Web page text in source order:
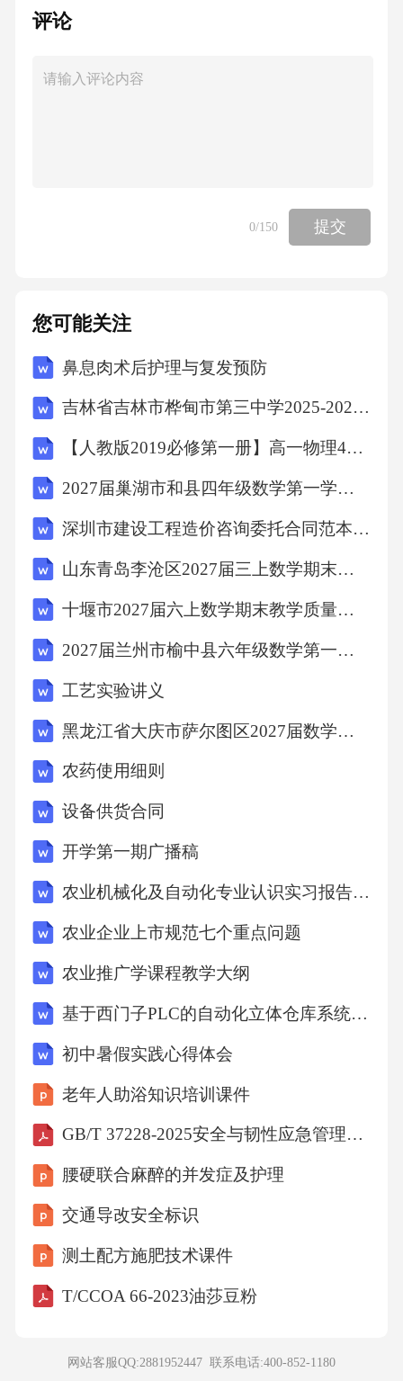
评论
0/150 提交
您可能关注
鼻息肉术后护理与复发预防
吉林省吉林市桦甸市第三中学2025-2026学年第二学期八年级期末英语试题（文字版含答案）
【人教版2019必修第一册】高一物理4自由落体运动（教学设计）教案
2027届巢湖市和县四年级数学第一学期期末检测模拟试题含解析
深圳市建设工程造价咨询委托合同范本(范本)
山东青岛李沧区2027届三上数学期末复习检测试题含解析
十堰市2027届六上数学期末教学质量检测试题含解析
2027届兰州市榆中县六年级数学第一学期期末学业水平测试试题含解析
工艺实验讲义
黑龙江省大庆市萨尔图区2027届数学六年级第一学期期末质量检测试题含解析
农药使用细则
设备供货合同
开学第一期广播稿
农业机械化及自动化专业认识实习报告-总结报告模板
农业企业上市规范七个重点问题
农业推广学课程教学大纲
基于西门子PLC的自动化立体仓库系统设计与仿真
初中暑假实践心得体会
老年人助浴知识培训课件
GB/T 37228-2025安全与韧性应急管理突发事件管理指南
腰硬联合麻醉的并发症及护理
交通导改安全标识
测土配方施肥技术课件
T/CCOA 66-2023油莎豆粉
网站客服QQ:2881952447 联系电话:400-852-1180